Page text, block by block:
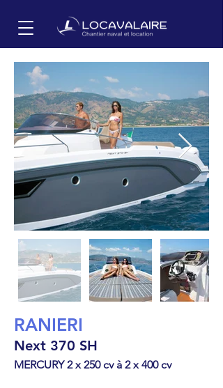
RANIERI
Next 370 SH
MERCURY 2 x 250 cv à 2 x 400 cv